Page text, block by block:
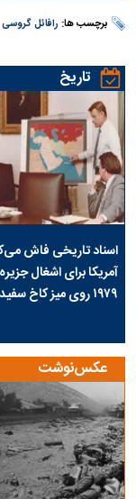
برچسب ها: رافائل گروسی
تاریخ
اسناد تاریخی فاش
آمریکا برای اشغال
۱۹۷۹ روی میز کاخ سفید است
عکس‌نوشت